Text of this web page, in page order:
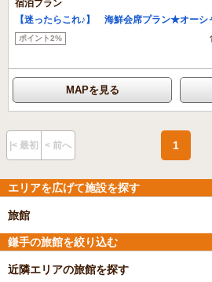
宿泊プラン
【迷ったらこれ♪】 海鮮会席プラン★オーシ
ポイント2%
MAPを見る
|< 最初 < 前へ 1
エリアを広げて施設を探す
旅館
鎌手の旅館を絞り込む
近隣エリアの旅館を探す